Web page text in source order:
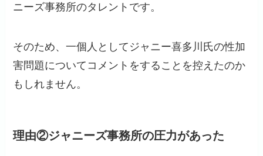
ニーズ事務所のタレントです。
そのため、一個人としてジャニー喜多川氏の性加
害問題についてコメントをすることを控えたのか
もしれません。
理由②ジャニーズ事務所の圧力があった